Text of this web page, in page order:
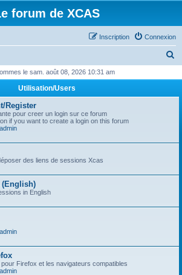
forum de XCAS
Connexion
Inscription
h
c
le sam. août 08, 2026 10:31 am
Utilisation/Users
Register
pour creer un login sur ce forum
if you want to create a login on this forum
des liens de sessions Xcas
(English)
in English
Firefox et les navigateurs compatibles